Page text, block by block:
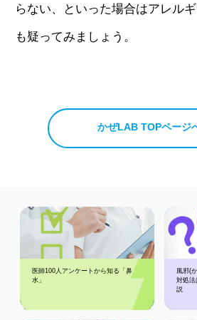
らない、といった場合はアレル
も疑ってみましょう。
かぜLAB TOPページ
医師100人アンケートから知る「鼻
水」
風邪(
対処法
説